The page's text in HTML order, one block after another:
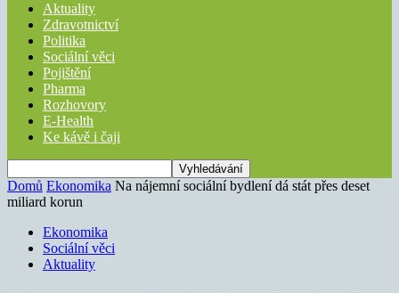
Aktuality
Zdravotnictví
Politika
Sociální věci
Pojištění
Pharma
Rozhovory
E-Health
Ke kávě i čaji
Domů Ekonomika Na nájemní sociální bydlení dá stát přes deset
miliard korun
Ekonomika
Sociální věci
Aktuality